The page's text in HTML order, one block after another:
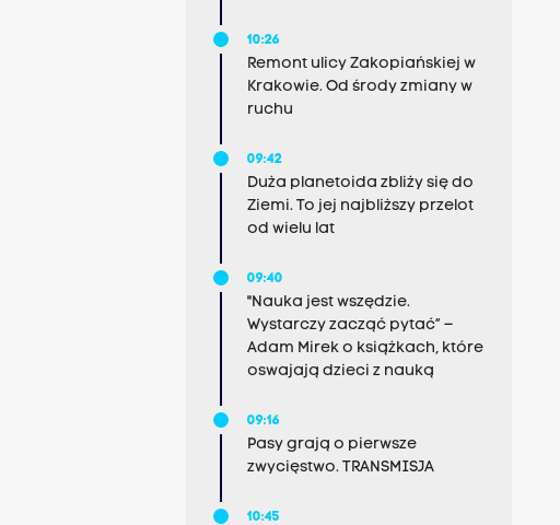
10:26
Remont ulicy Zakopiańskiej w
Krakowie. Od środy zmiany w
ruchu
09:42
Duża planetoida zbliży się do
Ziemi. To jej najbliższy przelot
od wielu lat
09:40
"Nauka jest wszędzie.
Wystarczy zacząć pytać” –
Adam Mirek o książkach, które
oswajają dzieci z nauką
09:16
Pasy grają o pierwsze
zwycięstwo. TRANSMISJA
10:45